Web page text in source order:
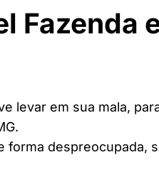
Fazenda
levar em sua mala,
forma despreocupada,